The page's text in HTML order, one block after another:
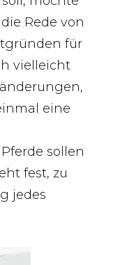
Rede von
für
vielleicht
eine
sollen
fest, zu
jedes